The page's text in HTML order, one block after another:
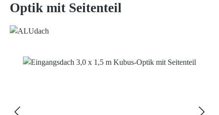
Optik mit Seitenteil
Bildergalerie überspringen